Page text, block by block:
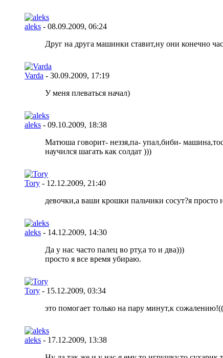
aleks - 08.09.2009, 06:24
Друг на друга машинки ставит,ну они конечно
Varda - 30.09.2009, 17:19
У меня плеваться начал)
aleks - 09.10.2009, 18:38
Матюша говорит- неззя,па- упал,биби-
научился шагать как солдат )))
Tory - 12.12.2009, 21:40
девочки,а ваши крошки пальчики сосут?я просто
aleks - 14.12.2009, 14:30
Да у нас часто палец во рту,а то и два)))
просто я все время убираю.
Tory - 15.12.2009, 03:34
это помогает только на пару минут,к сожалению!((
aleks - 17.12.2009, 13:38